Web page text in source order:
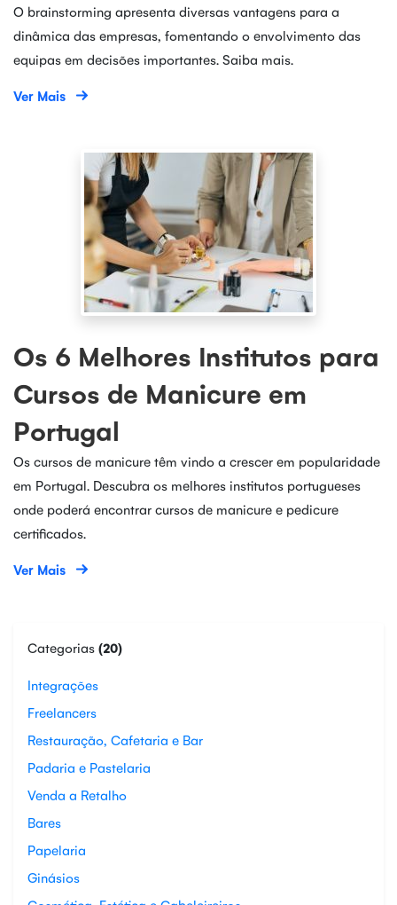
O brainstorming apresenta diversas vantagens para a
dinâmica das empresas, fomentando o envolvimento das
equipas em decisões importantes. Saiba mais.
Ver Mais
Os 6 Melhores Institutos para
Cursos de Manicure em
Portugal
Os cursos de manicure têm vindo a crescer em popularidade
em Portugal. Descubra os melhores institutos portugueses
onde poderá encontrar cursos de manicure e pedicure
certificados.
Ver Mais
Categorias (20)
Integrações
Freelancers
Restauração, Cafetaria e Bar
Padaria e Pastelaria
Venda a Retalho
Bares
Papelaria
Ginásios